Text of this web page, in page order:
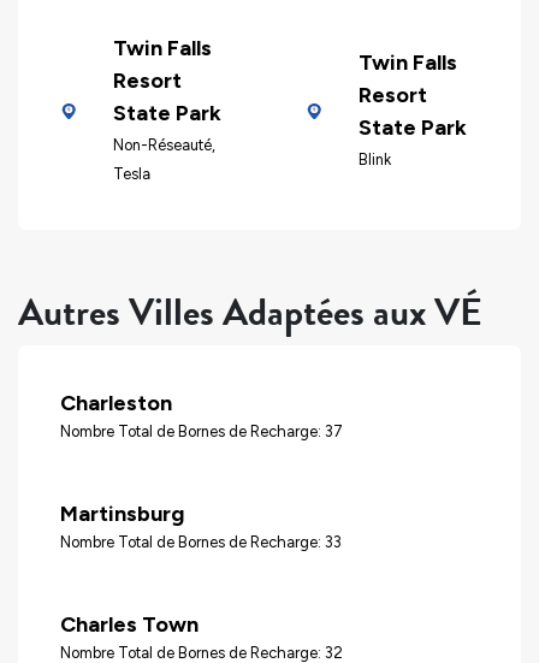
Twin Falls
Resort
State Park
Non-Réseauté,
Tesla
Twin Falls
Resort
State Park
Blink
Autres Villes Adaptées aux VÉ
Charleston
Nombre Total de Bornes de Recharge: 37
Martinsburg
Nombre Total de Bornes de Recharge: 33
Charles Town
Nombre Total de Bornes de Recharge: 32